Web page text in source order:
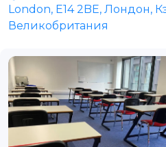
London, E14 2BE, Лондон,
Великобритания